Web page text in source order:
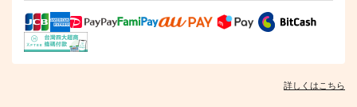
詳しくはこちら